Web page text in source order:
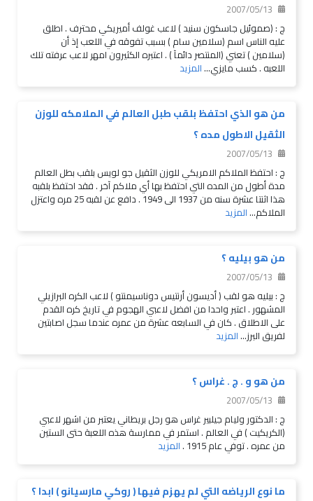
2007/05/13
ج : (صموئيل جاسكون سنيد ) لاعب غولف أميريكي محترف . اطلق
عليه الناس اسم (سلامين سام ) بسبب تفوقه في اللعب إذ أن
(سلامين ) تعني (المنتصر دائمآ ) . اعتبره الكثيرون امهر لاعب عرفته تلك
اللعبه . كسب مايزي...المزيد
من هو الذي احتفظ بلقب طبل العالم في الملامكه للوزن
الثقيل الاطول مده ؟
2007/05/13
ج : احتفظ الملاكم الامريكي للوزن الثقيل جو لويس بلقب بطل العالم
مدة أطول من المده التي احتفظ بها أي ملاكم آخر . فقد احتفظ بلقبه
هذا اثنتا عشرة سنه من 1937 الى 1949 . دافع عن لقبه 25 مره واعتزل
الملاكم...المزيد
من هو بيليه ؟
2007/05/13
ج : بيليه هو لقب ( أديسون أرنتيس دوناسيمنتو ) لاعب الكره البرازيلي
المشهور . اعتبر واحدا من افضل لاعبي الهجوم في تاريخ كره القدم
على الاطلاق . كان في السابعه عشرة من عمره عندما سجل اصابتين
لفريق البرز...المزيد
من هو و . ج . غراس ؟
2007/05/13
ج : الدكتور وليام جيلبير غراس هو رجل بريطاني يعتبر من اشهر لاعبي
(الكريكيت ) في العالم . استمر في ممارسة هذه اللعبة حتى الستين
من عمره . توفي عام 1915 . المزيد
ما نوع الرياضه التي لم يهزم فيها ( روكي مارسيانو ) ابدا ؟